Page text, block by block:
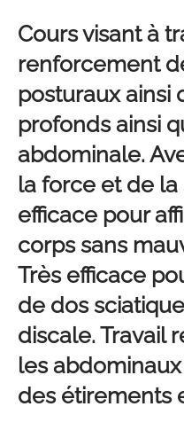
Cours visant à
renforcement
posturaux ainsi
profonds ainsi
abdominale.
la force et de la
efficace pour
corps sans
Très efficace
de dos
discale. Travail
les
des étirements